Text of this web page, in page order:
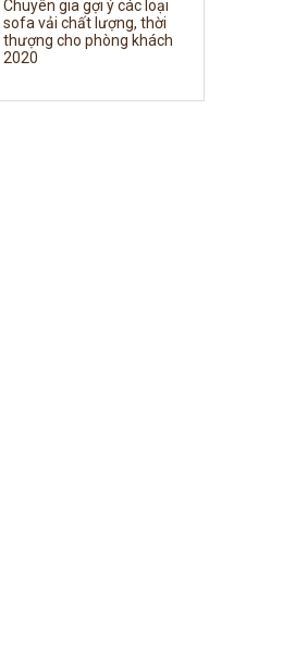
Chuyên gia gợi ý các loại
sofa vải chất lượng, thời
thượng cho phòng khách
2020